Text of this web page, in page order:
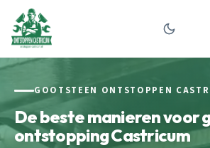
GOOTSTEEN ONTSTOPPEN
De beste manieren voor
ontstopping Castricum